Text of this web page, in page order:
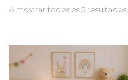
A mostrar todos os 5 resultados